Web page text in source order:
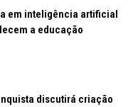
em inteligência artificial
a educação
discutirá criação